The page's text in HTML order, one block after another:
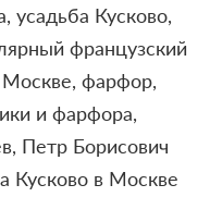
усадьба Кусково,
французский
Москве, фарфор,
и фарфора,
Петр Борисович
Кусково в Москве